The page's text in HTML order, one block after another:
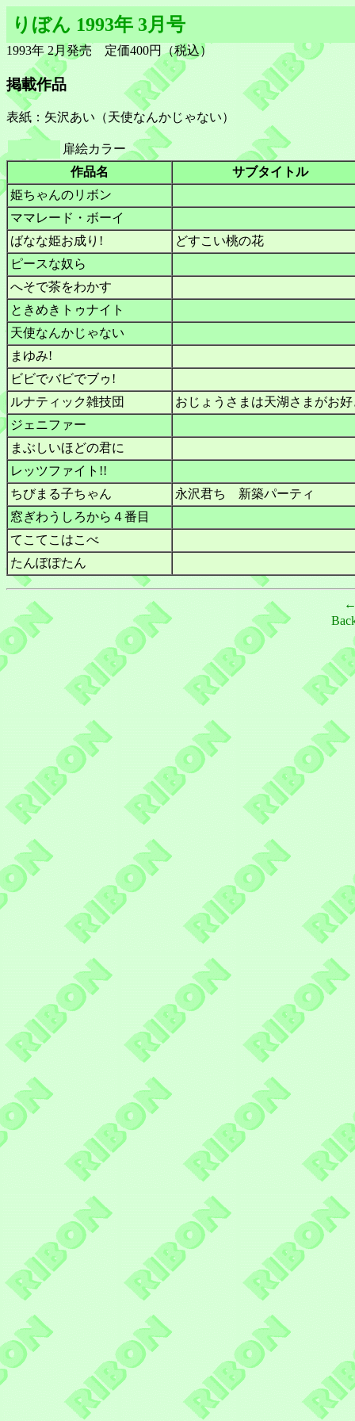
りぼん 1993年 3月号
1993年 2月発売 定価400円（税込）
掲載作品
表紙：矢沢あい（天使なんかじゃない）
扉絵カラー
作品名
サブタイトル
姫ちゃんのリボン
ママレード・ボーイ
ばなな姫お成り!
どすこい桃の花
ピースな奴ら
へそで茶をわかす
ときめきトゥナイト
天使なんかじゃない
まゆみ!
ビビでバビでブゥ!
ルナティック雑技団
おじょうさまは天湖さまがお好
ジェニファー
まぶしいほどの君に
レッツファイト!!
ちびまる子ちゃん
永沢君ち 新築パーティ
窓ぎわうしろから４番目
てこてこはこべ
たんぽぽたん